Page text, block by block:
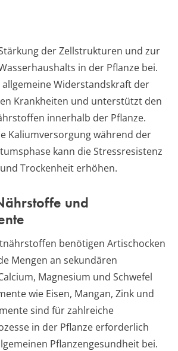
der Zellstrukturen und zur
in der Pflanze bei.
allgemeine Widerstandskraft der
Krankheiten und unterstützt den
innerhalb der Pflanze.
Kaliumversorgung während der
kann die Stressresistenz
Trockenheit erhöhen.
und
benötigen Artischocken
Mengen an sekundären
Magnesium und Schwefel
wie Eisen, Mangan, Zink und
sind für zahlreiche
in der Pflanze erforderlich
Pflanzengesundheit bei.